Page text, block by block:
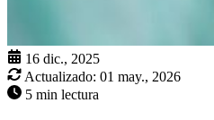
16 dic., 2025
Actualizado: 01 may., 2026
5 min lectura